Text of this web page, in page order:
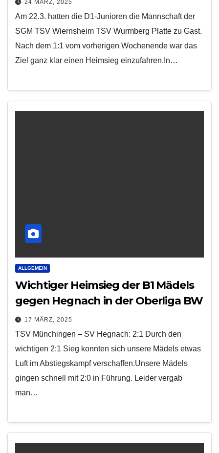
24 MÄRZ, 2025
Am 22.3. hatten die D1-Junioren die Mannschaft der
SGM TSV Wiernsheim TSV Wurmberg Platte zu Gast.
Nach dem 1:1 vom vorherigen Wochenende war das
Ziel ganz klar einen Heimsieg einzufahren.In…
ALLGEMEIN
Wichtiger Heimsieg der B1 Mädels
gegen Hegnach in der Oberliga BW
17 MÄRZ, 2025
TSV Münchingen – SV Hegnach: 2:1 Durch den
wichtigen 2:1 Sieg konnten sich unsere Mädels etwas
Luft im Abstiegskampf verschaffen.Unsere Mädels
gingen schnell mit 2:0 in Führung. Leider vergab
man…